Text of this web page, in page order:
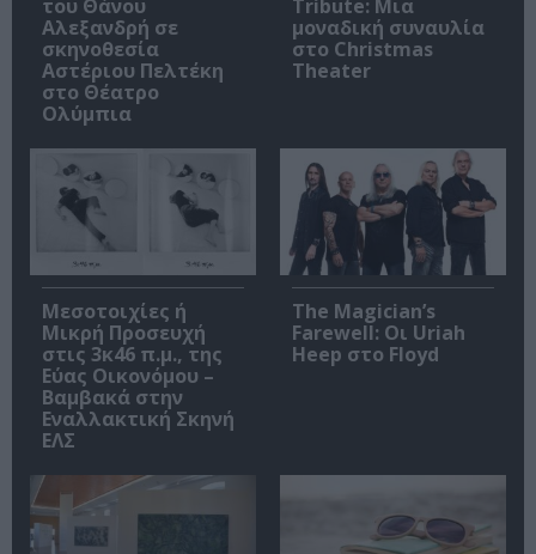
του Θάνου
Αλεξανδρή σε
σκηνοθεσία
Αστέριου Πελτέκη
στο Θέατρο
Ολύμπια
Tribute: Μια
μοναδική συναυλία
στο Christmas
Theater
Μεσοτοιχίες ή
Μικρή Προσευχή
στις 3κ46 π.μ., της
Εύας Οικονόμου –
Βαμβακά στην
Εναλλακτική Σκηνή
ΕΛΣ
The Magician’s
Farewell: Οι Uriah
Heep στο Floyd